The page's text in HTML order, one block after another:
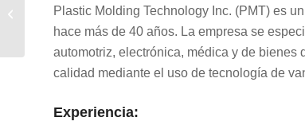
Plastic Molding Technology Inc. (PMT) es
hace más de 40 años. La empresa se
automotriz, electrónica, médica y de bienes
calidad mediante el uso de tecnología de
Experiencia:
empresas de moldeo
por inyección de